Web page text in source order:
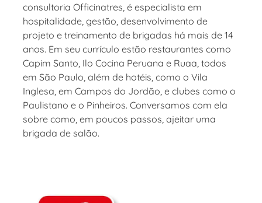
consultoria Officinatres, é especialista em
hospitalidade, gestão, desenvolvimento de
projeto e treinamento de brigadas há mais de 14
anos. Em seu currículo estão restaurantes como
Capim Santo, Ilo Cocina Peruana e Ruaa, todos
em São Paulo, além de hotéis, como o Vila
Inglesa, em Campos do Jordão, e clubes como o
Paulistano e o Pinheiros. Conversamos com ela
sobre como, em poucos passos, ajeitar uma
brigada de salão.